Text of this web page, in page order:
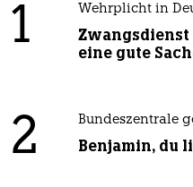
1 Wehrplicht in
eine gute
2 Bundeszentrale
Benjamin, du